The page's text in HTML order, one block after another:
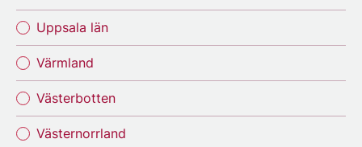
Uppsala län
Värmland
Västerbotten
Västernorrland